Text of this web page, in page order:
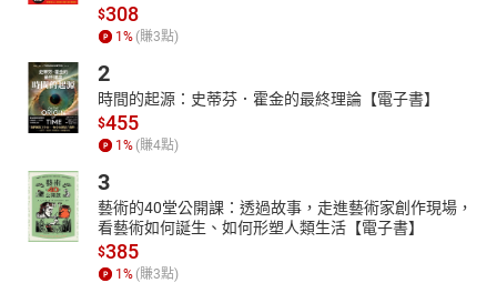
$308
1% (賺3點)
2
時間的起源：史蒂芬．霍金的最終理論【電子書】
$455
1% (賺4點)
3
藝術的40堂公開課：透過故事，走進藝術家創作現場，
看藝術如何誕生、如何形塑人類生活【電子書】
$385
1% (賺3點)